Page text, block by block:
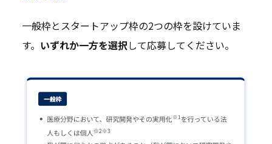
一般枠とスタートアップ枠の2つの枠を設けていま
す。 いずれか一方を選択して応募してください。